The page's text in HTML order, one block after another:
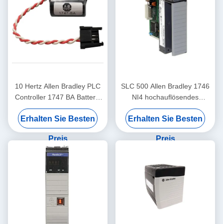
10 Hertz Allen Bradley PLC
Controller 1747 BA Batterie
SLC 500 Lithiumbatterie
Erhalten Sie Besten
Preis
SLC 500 Allen Bradley 1746
NI4 hochauflösendes
Analog-Eingabemodul
Erhalten Sie Besten
Preis